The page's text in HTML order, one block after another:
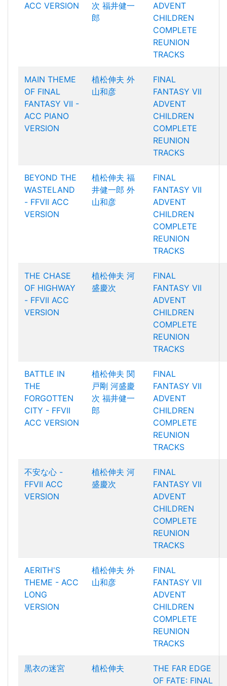
ACC VERSION
次 福井健一
郎
ADVENT
CHILDREN
COMPLETE
REUNION
TRACKS
MAIN THEME
OF FINAL
FANTASY VII -
ACC PIANO
VERSION
植松伸夫 外
山和彦
FINAL
FANTASY VII
ADVENT
CHILDREN
COMPLETE
REUNION
TRACKS
BEYOND THE
WASTELAND
- FFVII ACC
VERSION
植松伸夫 福
井健一郎 外
山和彦
FINAL
FANTASY VII
ADVENT
CHILDREN
COMPLETE
REUNION
TRACKS
THE CHASE
OF HIGHWAY
- FFVII ACC
VERSION
植松伸夫 河
盛慶次
FINAL
FANTASY VII
ADVENT
CHILDREN
COMPLETE
REUNION
TRACKS
BATTLE IN
THE
FORGOTTEN
CITY - FFVII
ACC VERSION
植松伸夫 関
戸剛 河盛慶
次 福井健一
郎
FINAL
FANTASY VII
ADVENT
CHILDREN
COMPLETE
REUNION
TRACKS
不安な心 -
FFVII ACC
VERSION
植松伸夫 河
盛慶次
FINAL
FANTASY VII
ADVENT
CHILDREN
COMPLETE
REUNION
TRACKS
AERITH'S
THEME - ACC
LONG
VERSION
植松伸夫 外
山和彦
FINAL
FANTASY VII
ADVENT
CHILDREN
COMPLETE
REUNION
TRACKS
黒衣の迷宮 植松伸夫
THE FAR EDGE
OF FATE: FINAL